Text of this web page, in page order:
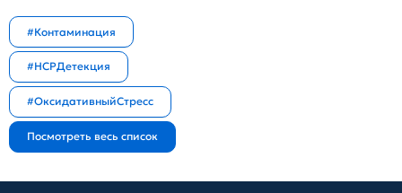
#Контаминация
#HCPДетекция
#ОксидативныйСтресс